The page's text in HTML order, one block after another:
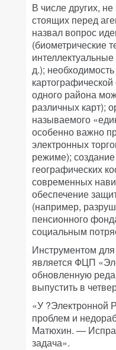
В числе других,
стоящих перед
назвал вопрос
(биометрические
д.);
одного района
различных карт);
называемого
особенно важно
электронных
режиме);
географических
современных
обеспечение
(например,
пенсионного
социальным
Инструментом
является ФЦП
обновленную
выпустить в
«У ?Электронной
проблем и
Матюхин. —
задача».